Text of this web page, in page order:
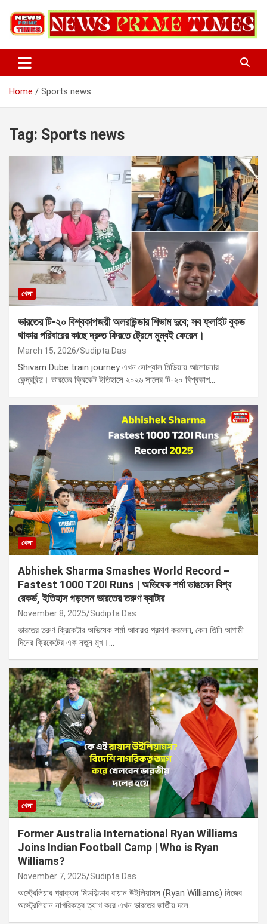
content
Home Sports news
Tag: Sports news
খেলা
ভারতের টি-২০ বিশ্বকাপজয়ী অলরাউন্ডার শিভাম দুবে; সব ফ্লাইট বুকড
থাকায় পরিবারের কাছে দ্রুত ফিরতে ট্রেনে মুম্বই ফেরেন।
March 15, 2026 Sudipta Das
Shivam Dube train journey এখন সোশ্যাল মিডিয়ায় আলোচনার
কেন্দ্রবিন্দু। ভারতের ক্রিকেট ইতিহাসে ২০২৬ সালের টি-২০ বিশ্বকাপ…
খেলা
Abhishek Sharma Smashes World Record –
Fastest 1000 T20I Runs | অভিষেক শর্মা ভাঙলেন বিশ্ব
রেকর্ড, ইতিহাস গড়লেন ভারতের তরুণ ব্যাটার
November 8, 2025 Sudipta Das
ভারতের তরুণ ক্রিকেটার অভিষেক শর্মা আবারও প্রমাণ করলেন, কেন তিনি আগামী
দিনের ক্রিকেটের এক নতুন মুখ।…
খেলা
Former Australia International Ryan Williams
Joins Indian Football Camp | Who is Ryan
Williams?
November 7, 2025 Sudipta Das
অস্ট্রেলিয়ার প্রাক্তন মিডফিল্ডার রায়ান উইলিয়ামস (Ryan Williams) নিজের
অস্ট্রেলিয়ান নাগরিকত্ব ত্যাগ করে এখন ভারতের জাতীয় দলে…